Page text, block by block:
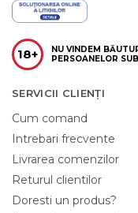
18+
NU VINDEM
PERSOANELOR
SERVICII CLIENȚI
Cum comand
Intrebari frecvente
Livrarea comenzilor
Returul clientilor
Doresti un produs?